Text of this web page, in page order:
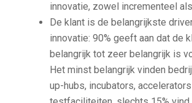
innovatie, zowel incrementeel
De klant is de belangrijkste
innovatie: 90% geeft aan dat de
belangrijk tot zeer belangrijk is
Het minst belangrijk vinden
up-hubs, incubators,